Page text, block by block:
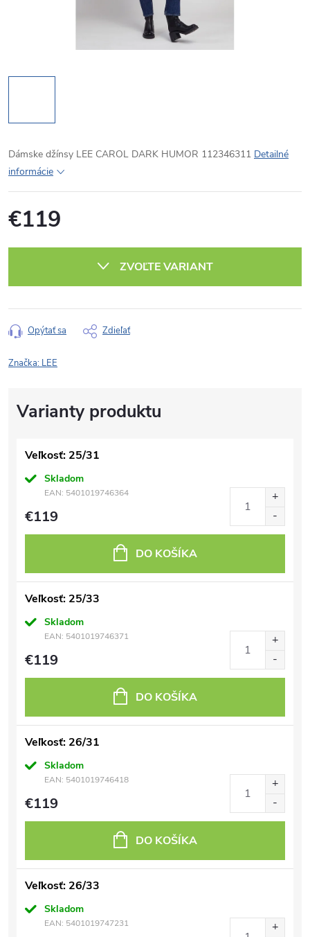
Dámske džínsy LEE CAROL DARK HUMOR 112346311 Detailné
informácie
€119
ZVOĽTE VARIANT
Opýtať sa Zdieľať
Značka: LEE
Veľkosť: 25/31
Skladom
EAN: 5401019746364
€119
DO KOŠÍKA
Veľkosť: 25/33
Skladom
EAN: 5401019746371
€119
DO KOŠÍKA
Veľkosť: 26/31
Skladom
EAN: 5401019746418
€119
DO KOŠÍKA
Veľkosť: 26/33
Skladom
EAN: 5401019747231